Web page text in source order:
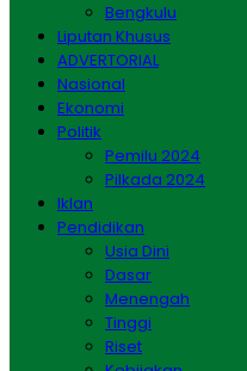
Bengkulu
Liputan Khusus
ADVERTORIAL
Nasional
Ekonomi
Politik
Pemilu 2024
Pilkada 2024
Iklan
Pendidikan
Usia Dini
Dasar
Menengah
Tinggi
Riset